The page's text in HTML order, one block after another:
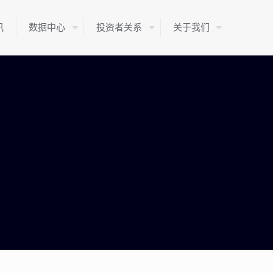
数据中心 投资者关系 关于我们